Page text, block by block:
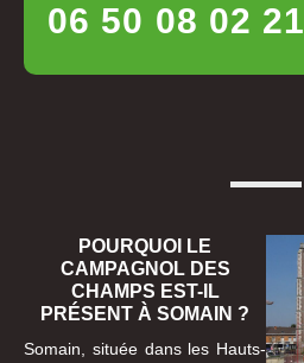
06 50 08 02 21
POURQUOI LE
CAMPAGNOL DES
CHAMPS EST-IL
PRÉSENT À SOMAIN ?
Somain, située dans les Hauts-